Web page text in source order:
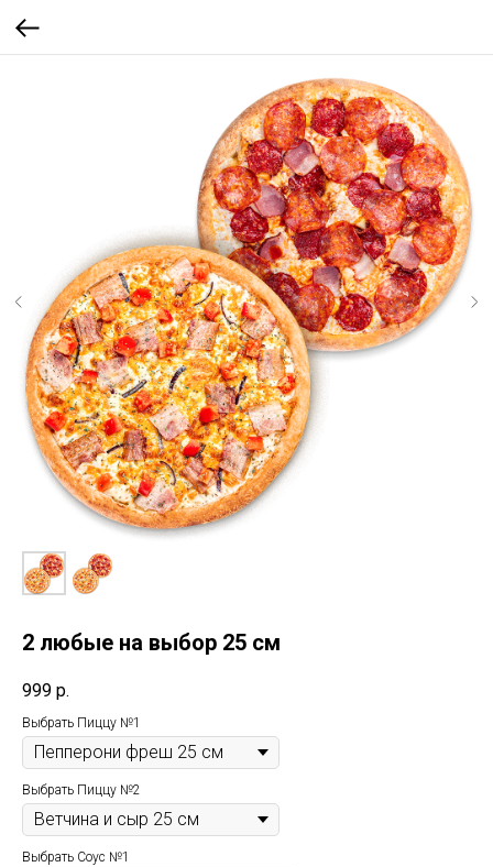
2 любые на выбор 25 см
999 р.
Выбрать Пиццу №1
Выбрать Пиццу №2
Выбрать Соус №1